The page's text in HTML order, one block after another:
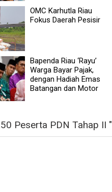
OMC Karhutla Riau
Fokus Daerah Pesisir
Bapenda Riau ‘Rayu’
Warga Bayar Pajak,
dengan Hadiah Emas
Batangan dan Motor
Peserta PDN Tahap II "